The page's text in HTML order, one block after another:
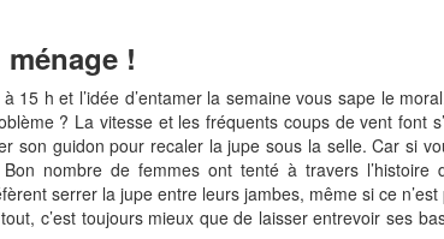
!
15 h et l’idée d’entamer la semaine vous sape le
? La vitesse et les fréquents coups de vent font
guidon pour recaler la jupe sous la selle. Car si
nombre de femmes ont tenté à travers
serrer la jupe entre leurs jambes, même si ce
c’est toujours mieux que de laisser entrevoir ses